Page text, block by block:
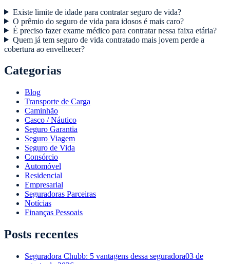
Existe limite de idade para contratar seguro de vida?
O prêmio do seguro de vida para idosos é mais caro?
É preciso fazer exame médico para contratar nessa faixa etária?
Quem já tem seguro de vida contratado mais jovem perde a
cobertura ao envelhecer?
Categorias
Blog
Transporte de Carga
Caminhão
Casco / Náutico
Seguro Garantia
Seguro Viagem
Seguro de Vida
Consórcio
Automóvel
Residencial
Empresarial
Seguradoras Parceiras
Notícias
Finanças Pessoais
Posts recentes
Seguradora Chubb: 5 vantagens dessa seguradora03 de